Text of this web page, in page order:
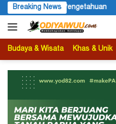
Langsung
ke
konten
Breaking NewsKetua APS
Budaya & Wisata Khas & Unik